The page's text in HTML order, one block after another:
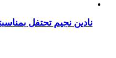
نادين نجيم تحتفل